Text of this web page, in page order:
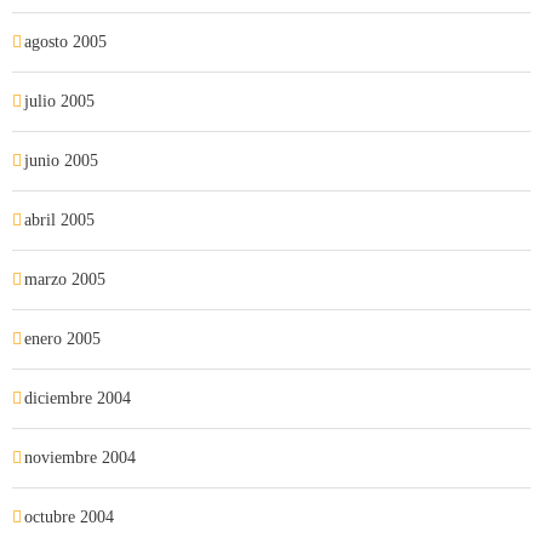
agosto 2005
julio 2005
junio 2005
abril 2005
marzo 2005
enero 2005
diciembre 2004
noviembre 2004
octubre 2004